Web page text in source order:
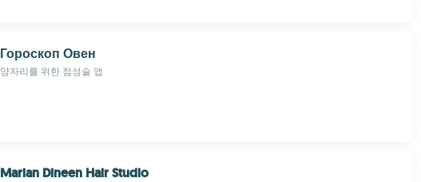
Гороскоп Овен
양자리를 위한 점성술 앱
Marian Dineen Hair Studio